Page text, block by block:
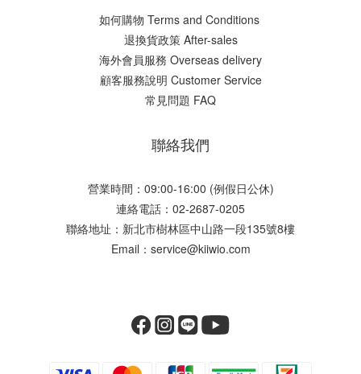
如何購物 Terms and Conditions
​退換貨政策 After-sales
海外會員服務 Overseas delivery
顧客服務說明 Customer Service
常見問題 FAQ
聯絡我們
營業時間：09:00-16:00 (例假日公休)
連絡電話：02-2687-0205
聯絡地址：新北市樹林區中山路一段135號8樓
Email：service@kiiwio.com